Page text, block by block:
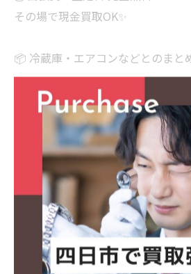
その場で現金買取OK✨
📦 冷蔵庫・エアコンなどとのまと
────────────
🔍 ハッシュタグ
#SHARP
#シャープ
#ESS7JWL
#ドラム式洗濯機
#洗濯乾燥機